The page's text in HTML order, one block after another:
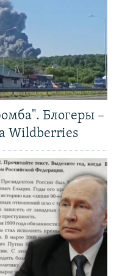
Блогеры –
Wildberries